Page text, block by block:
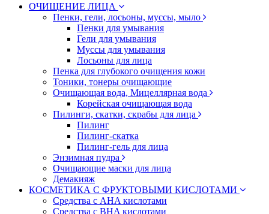
ОЧИЩЕНИЕ ЛИЦА
Пенки, гели, лосьоны, муссы, мыло
Пенки для умывания
Гели для умывания
Муссы для умывания
Лосьоны для лица
Пенка для глубокого очищения кожи
Тоники, тонеры очищающие
Очищающая вода, Мицеллярная вода
Корейская очищающая вода
Пилинги, скатки, скрабы для лица
Пилинг
Пилинг-скатка
Пилинг-гель для лица
Энзимная пудра
Очищающие маски для лица
Демакияж
КОСМЕТИКА С ФРУКТОВЫМИ КИСЛОТАМИ
Средства с AHA кислотами
Средства с BHA кислотами